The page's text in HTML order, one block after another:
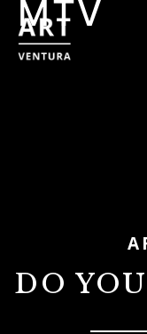
MTV
DO